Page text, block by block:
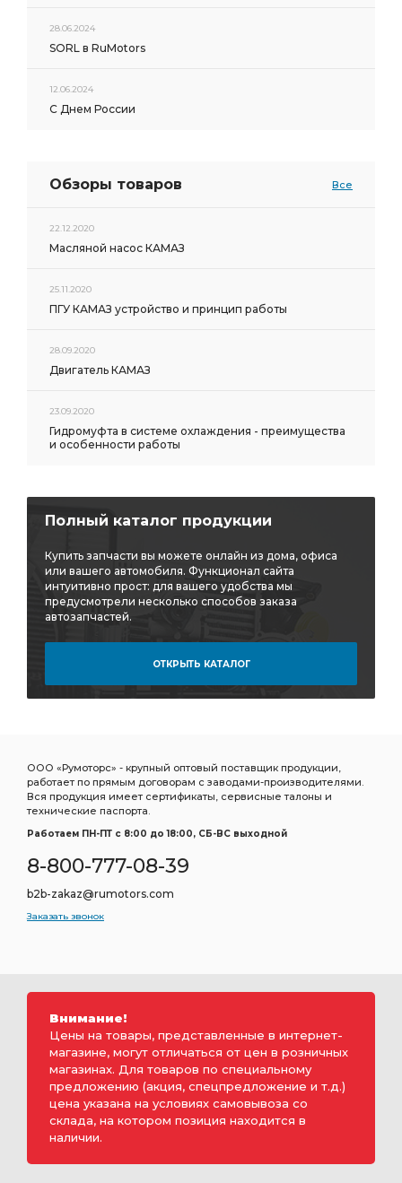
28.06.2024
SORL в RuMotors
12.06.2024
С Днем России
Обзоры товаров Все
22.12.2020
Масляной насос КАМАЗ
25.11.2020
ПГУ КАМАЗ устройство и принцип работы
28.09.2020
Двигатель КАМАЗ
23.09.2020
Гидромуфта в системе охлаждения - преимущества
и особенности работы
Полный каталог продукции
Купить запчасти вы можете онлайн из дома, офиса
или вашего автомобиля. Функционал сайта
интуитивно прост: для вашего удобства мы
предусмотрели несколько способов заказа
автозапчастей.
ОТКРЫТЬ КАТАЛОГ
ООО «Румоторс» - крупный оптовый поставщик продукции,
работает по прямым договорам с заводами-производителями.
Вся продукция имеет сертификаты, сервисные талоны и
технические паспорта.
Работаем ПН-ПТ c 8:00 до 18:00, СБ-ВС выходной
8-800-777-08-39
b2b-zakaz@rumotors.com
Заказать звонок
Внимание!
Цены на товары, представленные в интернет-
магазине, могут отличаться от цен в розничных
магазинах. Для товаров по специальному
предложению (акция, спецпредложение и т.д.)
цена указана на условиях самовывоза со
склада, на котором позиция находится в
наличии.